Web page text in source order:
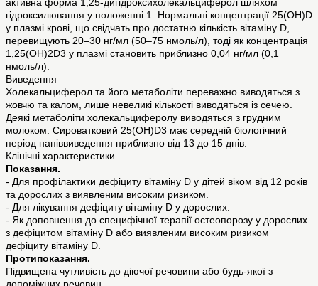
активна форма 1,25-дигідроксихолекальциферол шляхом
гідроксилювання у положенні 1. Нормальні концентрації 25(OH)D
у плазмі крові, що свідчать про достатню кількість вітаміну D,
перевищують 20–30 нг/мл (50–75 нмоль/л), тоді як концентрація
1,25(OH)2D3 у плазмі становить приблизно 0,04 нг/мл (0,1
нмоль/л).
Виведення
Холекальциферол та його метаболіти переважно виводяться з
жовчю та калом, лише невеликі кількості виводяться із сечею.
Деякі метаболіти холекальциферолу виводяться з грудним
молоком. Сироватковий 25(OH)D3 має середній біологічний
період напіввиведення приблизно від 13 до 15 днів.
Клінічні характеристики.
Показання.
- Для профілактики дефіциту вітаміну D у дітей віком від 12 років
та дорослих з виявленим високим ризиком.
- Для лікування дефіциту вітаміну D у дорослих.
- Як доповнення до специфічної терапії остеопорозу у дорослих
з дефіцитом вітаміну D або виявленим високим ризиком
дефіциту вітаміну D.
Протипоказання.
Підвищена чутливість до діючої речовини або будь-якої з